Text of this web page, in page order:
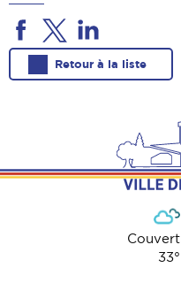
Retour à la liste
Couvert
33°